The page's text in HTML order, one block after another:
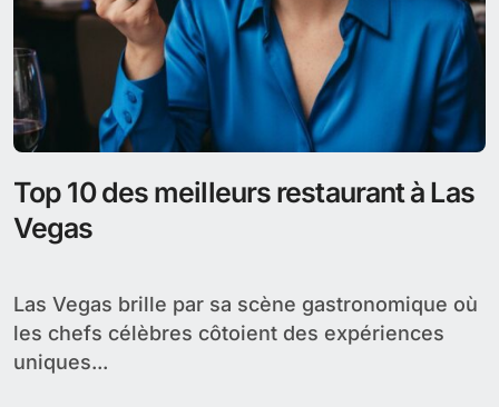
Top 10 des meilleurs restaurant à Las
Vegas
Las Vegas brille par sa scène gastronomique où
les chefs célèbres côtoient des expériences
uniques...